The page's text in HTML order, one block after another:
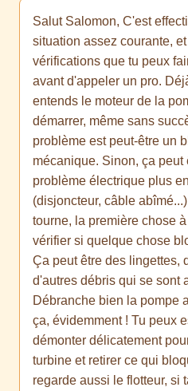
Salut Salomon, C'est
situation assez courante,
vérifications que tu peux
avant d'appeler un pro.
entends le moteur de la
démarrer, même sans
problème est peut-être un
mécanique. Sinon, ça peut
problème électrique plus
(disjoncteur, câble
tourne, la première chose
vérifier si quelque chose
Ça peut être des lingettes,
d'autres débris qui se sont
Débranche bien la pompe
ça, évidemment ! Tu peux
démonter délicatement
turbine et retirer ce qui
regarde aussi le flotteur, si